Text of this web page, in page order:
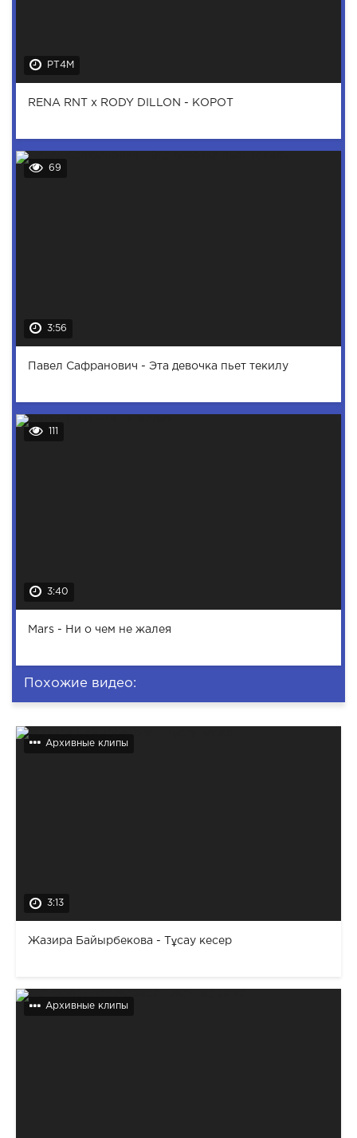
PT4M
RENA RNT x RODY DILLON - КОРОТ
69
3:56
Павел Сафранович - Эта девочка пьет текилу
111
3:40
Mars - Ни о чем не жалея
Похожие видео:
Архивные клипы
3:13
Жазира Байырбекова - Тұсау кесер
Архивные клипы